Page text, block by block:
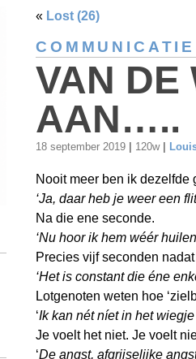
« Lost (26)
COMMUNICATIE
VAN DE
AAN…..
18 september 2019 120w
Nooit meer ben ik dezelfde
‘Ja, daar heb je weer een
Na die ene seconde.
‘Nu hoor ik hem wéér
Precies vijf seconden
‘Het is constant die éne
Lotgenoten weten hoe
‘Ik kan nét níet in het wiegje
Je voelt het niet. Je voelt
‘De angst, afgrijselijke